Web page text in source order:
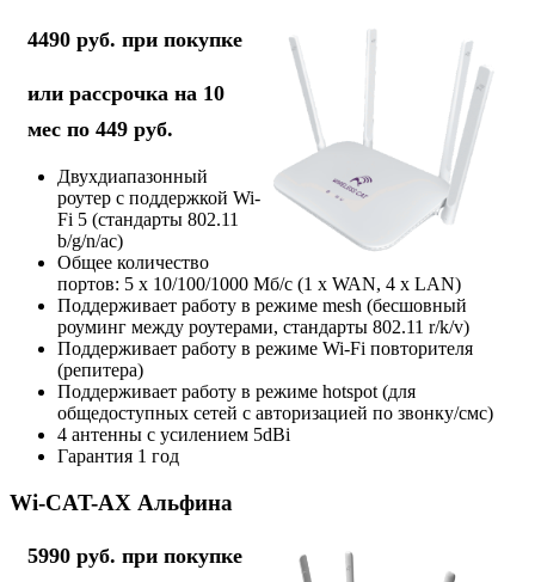
4490 руб. при покупке
или рассрочка на 10
мес по 449 руб.
Двухдиапазонный
роутер с поддержкой Wi-
Fi 5 (стандарты 802.11
b/g/n/ac)
Общее количество
портов: 5 х 10/100/1000 Мб/с (1 x WAN, 4 x LAN)
Поддерживает работу в режиме mesh (бесшовный
роуминг между роутерами, стандарты 802.11 r/k/v)
Поддерживает работу в режиме Wi-Fi повторителя
(репитера)
Поддерживает работу в режиме hotspot (для
общедоступных сетей с авторизацией по звонку/смс)
4 антенны с усилением 5dBi
Гарантия 1 год
Wi-CAT-AX Альфина
5990 руб. при покупке